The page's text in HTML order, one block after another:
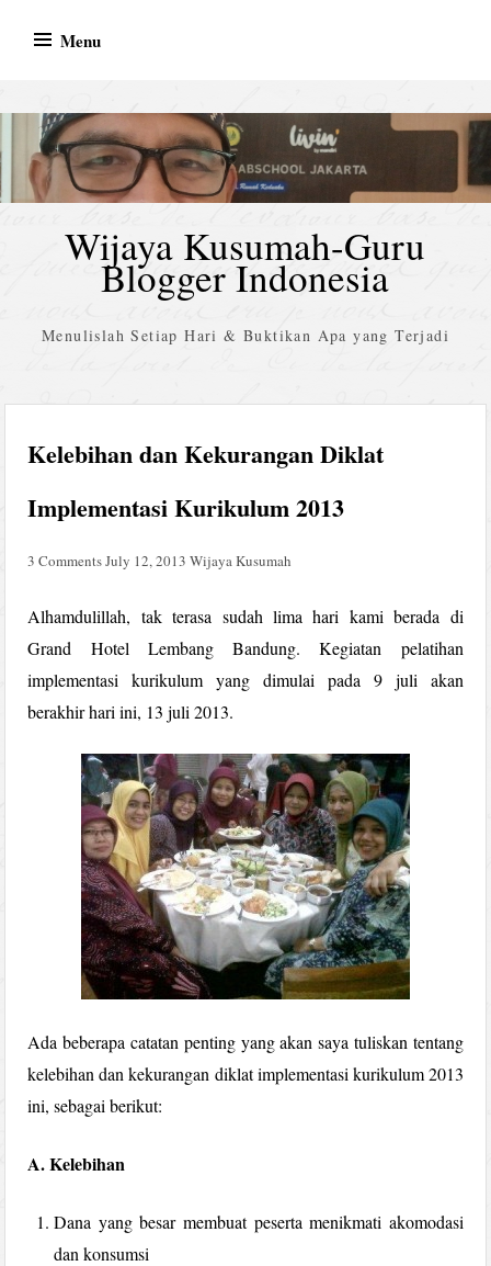
Menu
Wijaya Kusumah-Guru
Blogger Indonesia
Menulislah Setiap Hari & Buktikan Apa yang Terjadi
Kelebihan dan Kekurangan Diklat
Implementasi Kurikulum 2013
3 CommentsJuly 12, 2013 Wijaya Kusumah
Alhamdulillah, tak terasa sudah lima hari kami berada di
Grand Hotel Lembang Bandung. Kegiatan pelatihan
implementasi kurikulum yang dimulai pada 9 juli akan
berakhir hari ini, 13 juli 2013.
Ada beberapa catatan penting yang akan saya tuliskan tentang
kelebihan dan kekurangan diklat implementasi kurikulum 2013
ini, sebagai berikut:
A. Kelebihan
Dana yang besar membuat peserta menikmati akomodasi
dan konsumsi